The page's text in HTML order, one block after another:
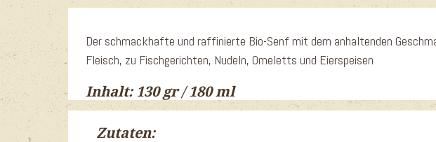
Der schmackhafte und raffinierte Bio-Senf mit dem anhaltenden
Fleisch, zu Fischgerichten, Nudeln, Omeletts und Eierspeisen
Inhalt: 130 gr / 180 ml
Zutaten: